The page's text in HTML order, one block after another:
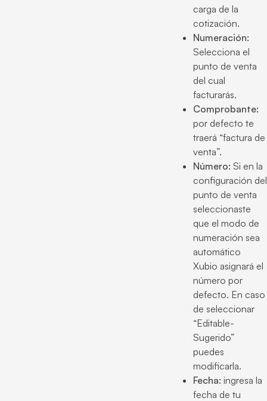
carga de la
cotización.
Numeración:
Selecciona el
punto de venta
del cual
facturarás.
Comprobante:
por defecto te
traerá “factura de
venta”.
Número: Si en la
configuración del
punto de venta
seleccionaste
que el modo de
numeración sea
automático
Xubio asignará el
número por
defecto. En caso
de seleccionar
“Editable-
Sugerido”
puedes
modificarla.
Fecha: ingresa la
fecha de tu